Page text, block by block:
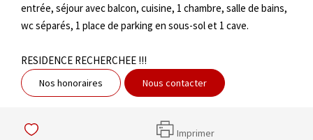
entrée, séjour avec balcon, cuisine, 1 chambre, salle de bains,
wc séparés, 1 place de parking en sous-sol et 1 cave.
RESIDENCE RECHERCHEE !!!
Nos honoraires Nous contacter
Imprimer